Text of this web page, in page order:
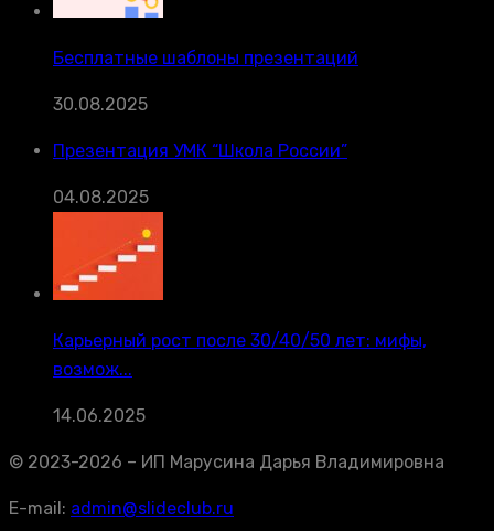
Бесплатные шаблоны презентаций
30.08.2025
Презентация УМК “Школа России”
04.08.2025
Карьерный рост после 30/40/50 лет: мифы,
возмож...
14.06.2025
© 2023-2026 – ИП Марусина Дарья Владимировна
E-mail: admin@slideclub.ru